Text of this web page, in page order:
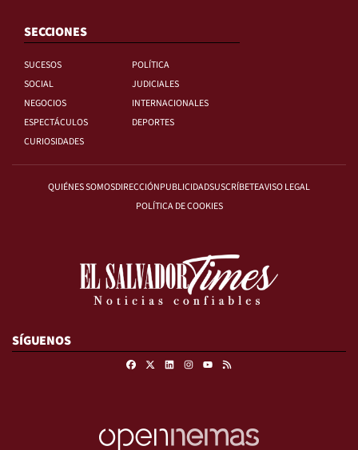
SECCIONES
SUCESOS
POLÍTICA
SOCIAL
JUDICIALES
NEGOCIOS
INTERNACIONALES
ESPECTÁCULOS
DEPORTES
CURIOSIDADES
QUIÉNES SOMOSDIRECCIÓNPUBLICIDADSUSCRÍBETEAVISO LEGAL
POLÍTICA DE COOKIES
SÍGUENOS
FacebookLinkedinInstagram